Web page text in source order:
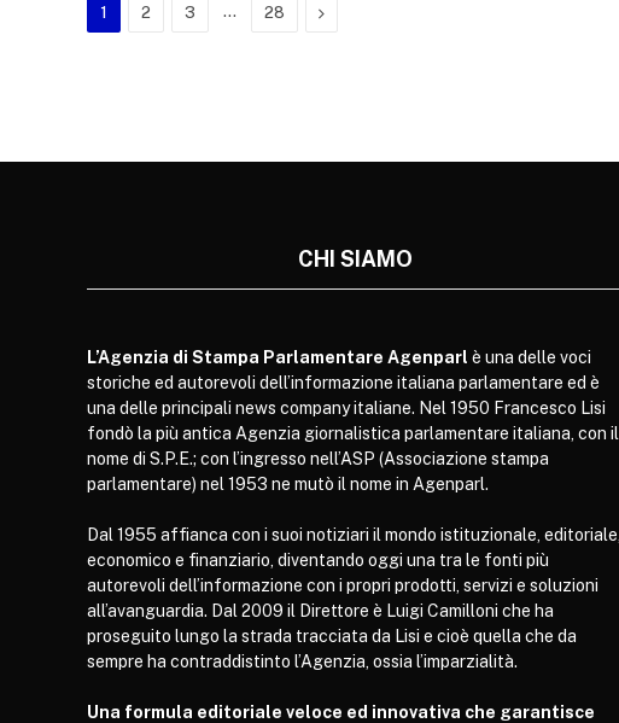
1 2 3 … 28 Next
CHI SIAMO
L’Agenzia di Stampa Parlamentare Agenparl è una delle voci
storiche ed autorevoli dell’informazione italiana parlamentare ed è
una delle principali news company italiane. Nel 1950 Francesco Lisi
fondò la più antica Agenzia giornalistica parlamentare italiana, con il
nome di S.P.E.; con l’ingresso nell’ASP (Associazione stampa
parlamentare) nel 1953 ne mutò il nome in Agenparl.
Dal 1955 affianca con i suoi notiziari il mondo istituzionale, editoriale,
economico e finanziario, diventando oggi una tra le fonti più
autorevoli dell’informazione con i propri prodotti, servizi e soluzioni
all’avanguardia. Dal 2009 il Direttore è Luigi Camilloni che ha
proseguito lungo la strada tracciata da Lisi e cioè quella che da
sempre ha contraddistinto l’Agenzia, ossia l’imparzialità.
Una formula editoriale veloce ed innovativa che garantisce